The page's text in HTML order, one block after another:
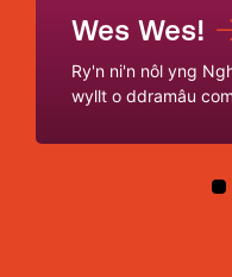
Wes Wes!
Ry'n ni'n nôl yng
wyllt o ddramâu